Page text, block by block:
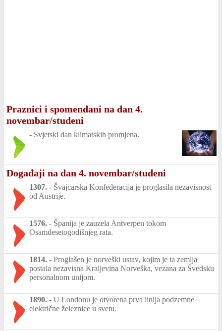
Praznici i spomendani na dan 4.
novembar/studeni
- Svjetski dan klimatskih promjena.
Događaji na dan 4. novembar/studeni
1307. - Švajcarska Konfederacija je proglasila nezavisnost
od Austrije.
1576. - Španija je zauzela Antverpen tokom
Osamdesetogodišnjeg rata.
1814. - Proglašen je norveški ustav, kojim je ta zemlja
postala nezavisna Kraljevina Norveška, vezana za Švedsku
personalnom unijom.
1890. - U Londonu je otvorena prva linija podzemne
električne železnice u svetu.